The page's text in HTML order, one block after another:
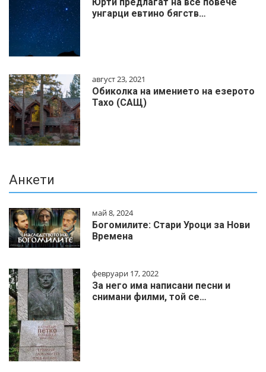
унгарци евтино бягств…
август 23, 2021
Обиколка на имението на езерото
Тахо (САЩ)
Анкети
май 8, 2024
Богомилите: Стари Уроци за Нови
Времена
февруари 17, 2022
За него има написани песни и
снимани филми, той се…